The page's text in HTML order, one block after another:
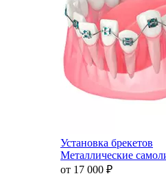
Установка брекетов
Металлические
от 17 000 ₽